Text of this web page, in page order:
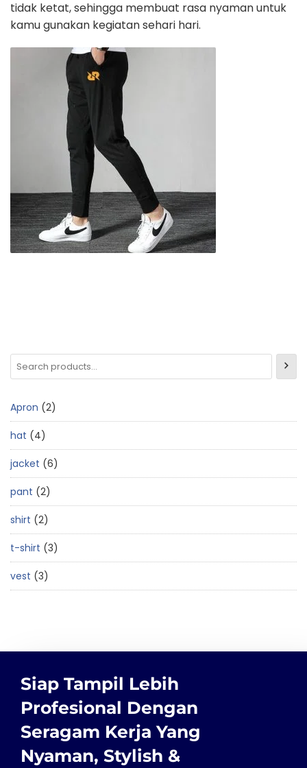
tidak ketat, sehingga membuat rasa nyaman untuk
kamu gunakan kegiatan sehari hari.
Apron 2
hat 4
jacket 6
pant 2
shirt 2
t-shirt 3
vest 3
Siap Tampil Lebih
Profesional Dengan
Seragam Kerja Yang
Nyaman, Stylish &